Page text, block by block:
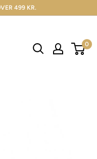
499 KR.
0